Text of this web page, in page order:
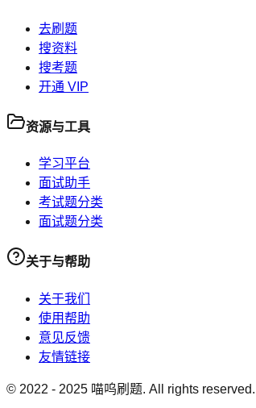
去刷题
搜资料
搜考题
开通 VIP
资源与工具
学习平台
面试助手
考试题分类
面试题分类
关于与帮助
关于我们
使用帮助
意见反馈
友情链接
© 2022 - 2025 喵呜刷题. All rights reserved.